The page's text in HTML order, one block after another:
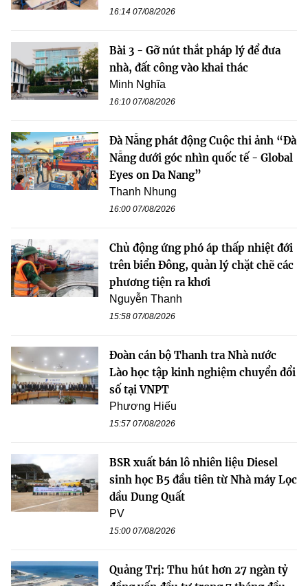
16:14 07/08/2026
Bài 3 - Gỡ nút thắt pháp lý để đưa
nhà, đất công vào khai thác
Minh Nghĩa
16:10 07/08/2026
Đà Nẵng phát động Cuộc thi ảnh “Đà
Nẵng dưới góc nhìn quốc tế - Global
Eyes on Da Nang”
Thanh Nhung
16:00 07/08/2026
Chủ động ứng phó áp thấp nhiệt đới
trên biển Đông, quản lý chặt chẽ các
phương tiện ra khơi
Nguyễn Thanh
15:58 07/08/2026
Đoàn cán bộ Thanh tra Nhà nước
Lào học tập kinh nghiệm chuyển đổi
số tại VNPT
Phương Hiếu
15:57 07/08/2026
BSR xuất bán lô nhiên liệu Diesel
sinh học B5 đầu tiên từ Nhà máy Lọc
dầu Dung Quất
PV
15:00 07/08/2026
Quảng Trị: Thu hút hơn 27 ngàn tỷ